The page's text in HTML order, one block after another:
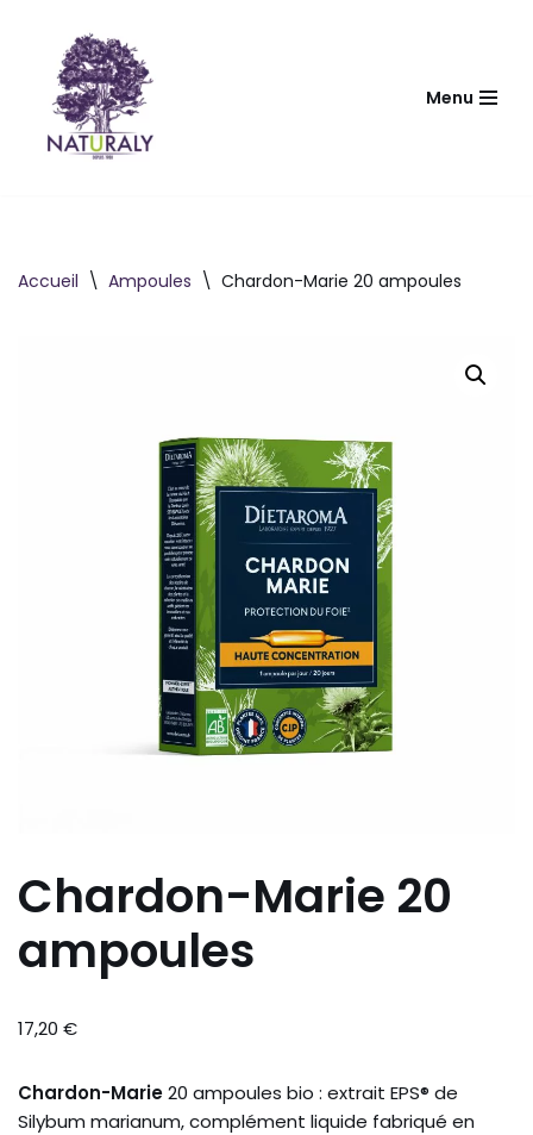
contenu
Menu
Accueil \ Ampoules \ Chardon-Marie 20 ampoules
Chardon-Marie 20
ampoules
17,20 €
Chardon-Marie20 ampoules bio : extrait EPS® de
Silybum marianum, complément liquide fabriqué en